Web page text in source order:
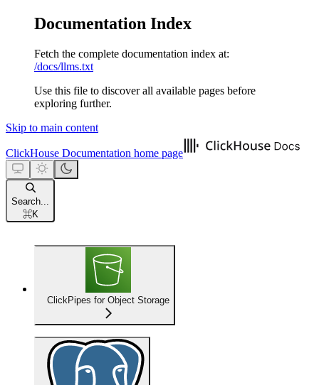
Documentation Index
Fetch the complete documentation index at:
/docs/llms.txt
Use this file to discover all available pages before
exploring further.
Skip to main content
ClickHouse Documentation home page
Search...
⌘K
ClickPipes for Object Storage